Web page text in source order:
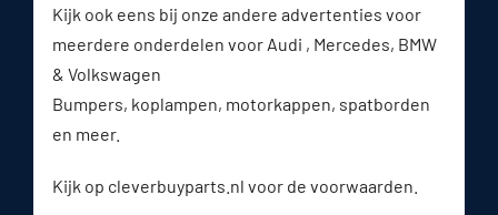
Kijk ook eens bij onze andere advertenties voor
meerdere onderdelen voor Audi , Mercedes, BMW
& Volkswagen
Bumpers, koplampen, motorkappen, spatborden
en meer.
Kijk op cleverbuyparts.nl voor de voorwaarden.